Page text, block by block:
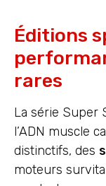
Éditions
rares
La série Super
l’ADN muscle
distinctifs, des
moteurs